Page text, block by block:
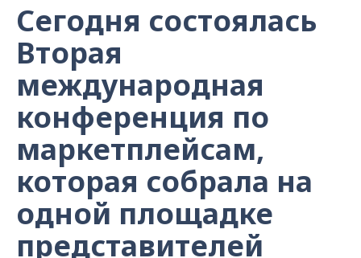
Сегодня состоялась
Вторая
международная
конференция по
маркетплейсам,
которая собрала на
одной площадке
представителей